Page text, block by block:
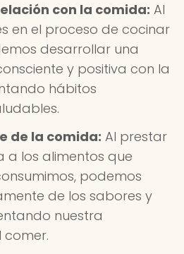
con la comida: Al
en el proceso de cocinar
desarrollar una
y positiva con la
hábitos
de la comida: Al prestar
a los alimentos que
podemos
de los sabores y
nuestra